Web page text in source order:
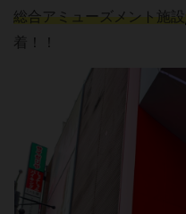
総合アミューズメント施設
着！！